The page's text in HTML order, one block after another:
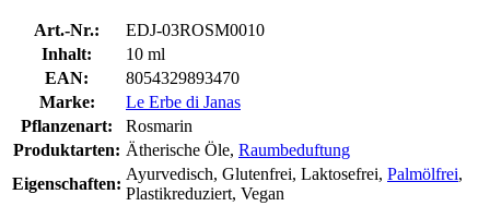
Art.-Nr.:
EDJ-03ROSM0010
Inhalt:
10 ml
EAN:
8054329893470
Marke:
Le Erbe di Janas
Pflanzenart:
Rosmarin
Produktarten: Ätherische Öle, Raumbeduftung
Eigenschaften:
Ayurvedisch, Glutenfrei, Laktosefrei, Palmölfrei,
Plastikreduziert, Vegan